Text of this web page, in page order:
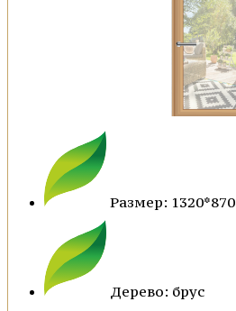
Размер: 1320*870
Дерево: брус